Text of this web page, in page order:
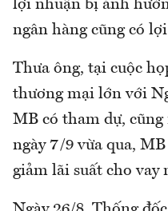
lợi nhuận bị ảnh
ngân hàng cũng có
Thưa ông, tại cuộc
thương mại lớn với
MB có tham dự,
ngày 7/9 vừa qua,
giảm lãi suất cho vay